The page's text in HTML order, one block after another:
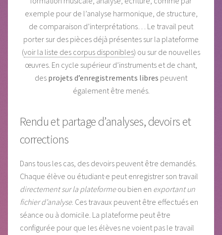
exemple pour de l’analyse harmonique, de structure,
de comparaison d’interprétations… Le travail peut
porter sur des pièces déjà présentes sur la plateforme
(voir la liste des corpus disponibles) ou sur de nouvelles
œuvres. En cycle supérieur d’instruments et de chant,
des projets d’enregistrements libres peuvent
également être menés.
Rendu et partage d’analyses, devoirs et
corrections
Dans tous les cas, des devoirs peuvent être demandés.
Chaque élève ou étudiant·e peut enregistrer son travail
directement sur la plateformeou bien en exportant un
fichier d’analyse. Ces travaux peuvent être effectués en
séance ou à domicile. La plateforme peut être
configurée pour que les élèves ne voient pas le travail